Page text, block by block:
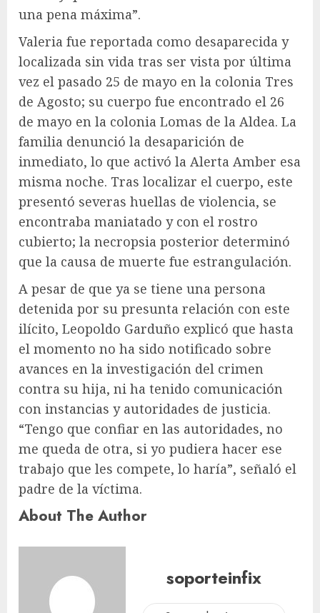
una pena máxima”.
Valeria fue reportada como desaparecida y
localizada sin vida tras ser vista por última
vez el pasado 25 de mayo en la colonia Tres
de Agosto; su cuerpo fue encontrado el 26
de mayo en la colonia Lomas de la Aldea. La
familia denunció la desaparición de
inmediato, lo que activó la Alerta Amber esa
misma noche. Tras localizar el cuerpo, este
presentó severas huellas de violencia, se
encontraba maniatado y con el rostro
cubierto; la necropsia posterior determinó
que la causa de muerte fue estrangulación.
A pesar de que ya se tiene una persona
detenida por su presunta relación con este
ilícito, Leopoldo Garduño explicó que hasta
el momento no ha sido notificado sobre
avances en la investigación del crimen
contra su hija, ni ha tenido comunicación
con instancias y autoridades de justicia.
“Tengo que confiar en las autoridades, no
me queda de otra, si yo pudiera hacer ese
trabajo que les compete, lo haría”, señaló el
padre de la víctima.
About The Author
soporteinfix